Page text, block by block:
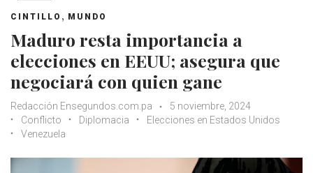
CINTILLO , MUNDO
Maduro resta importancia a
elecciones en EEUU; asegura que
negociará con quien gane
Redacción Ensegundos.com.pa
5 noviembre, 2024
Conflicto
Diplomacia
Elecciones en Estados Unidos
Venezuela